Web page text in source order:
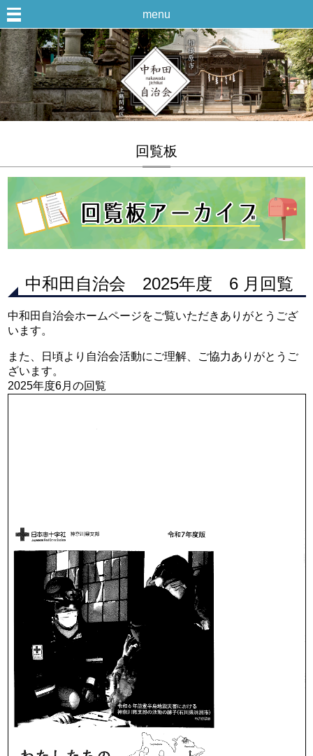
menu
回覧板
中和田自治会 2025年度 6 月回覧
中和田自治会ホームページをご覧いただきありがとうござ
います。
また、日頃より自治会活動にご理解、ご協力ありがとうご
ざいます。
2025年度6月の回覧